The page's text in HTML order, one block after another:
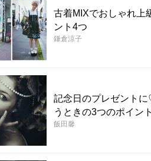
古着MIXでおしゃれ上
ント4つ
鎌倉涼子
記念日のプレゼント
うときの3つのポイント
飯田馨